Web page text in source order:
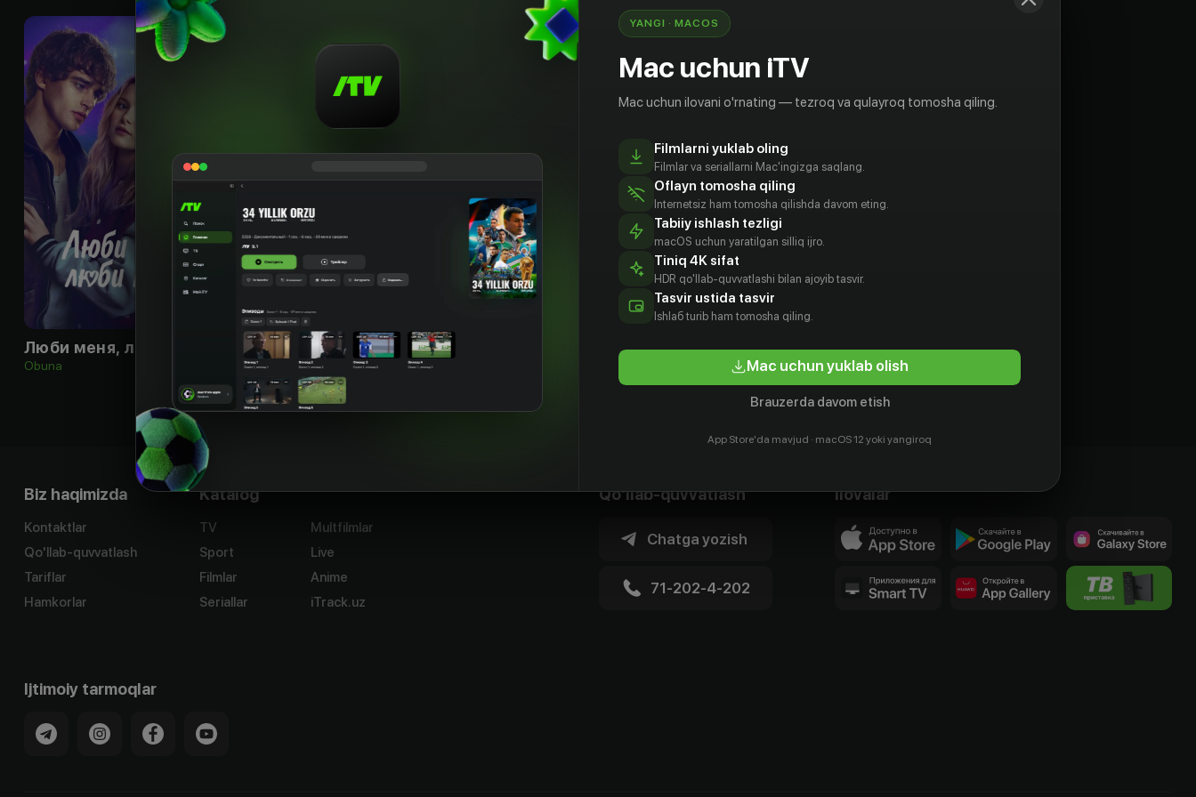
Люби меня, люби меня
Obuna
Сверхновая звезда
Obuna
Biz haqimizda
Kontaktlar
Qo'llab-quvvatlash
Tariflar
Hamkorlar
Katalog
TV
Sport
Filmlar
Seriallar
Multfilmlar
Live
Anime
iTrack.uz
Qo'llab-quvvatlash
Chatga yozish
71-202-4-202
Ilovalar
Ijtimoiy tarmoqlar
YANGI · MACOS
Mac uchun iTV
Mac uchun ilovani o'rnating — tezroq va qulayroq tomosha qiling.
Filmlarni yuklab oling
Filmlar va seriallarni Mac'ingizga saqlang.
Oflayn tomosha qiling
Internetsiz ham tomosha qilishda davom eting.
Tabiiy ishlash tezligi
macOS uchun yaratilgan silliq ijro.
Tiniq 4K sifat
HDR qo'llab-quvvatlashi bilan ajoyib tasvir.
Tasvir ustida tasvir
Ishlаб turib ham tomosha qiling.
Mac uchun yuklab olish
Brauzerda davom etish
App Store'da mavjud · macOS 12 yoki yangiroq